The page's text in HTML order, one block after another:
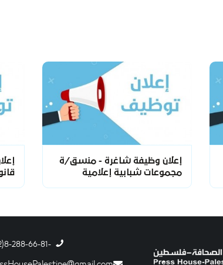
إعلان وظيفة شاغرة - منسق/ة
مجموعات شبابية إعلامية
-8-288-66-81(972)